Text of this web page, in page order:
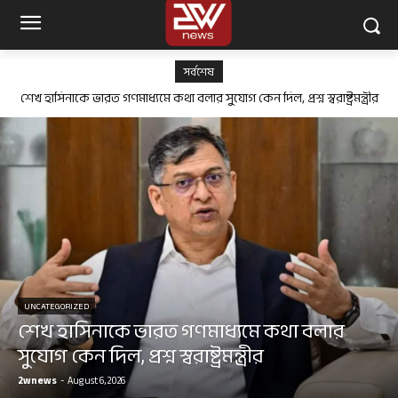
সর্বশেষ
শেখ হাসিনাকে ভারত গণমাধ্যমে কথা বলার সুযোগ কেন দিল, প্রশ্ন স্বরাষ্ট্রমন্ত্রীর
UNCATEGORIZED
শেখ হাসিনাকে ভারত গণমাধ্যমে কথা বলার
সুযোগ কেন দিল, প্রশ্ন স্বরাষ্ট্রমন্ত্রীর
2wnews-August 6, 2026